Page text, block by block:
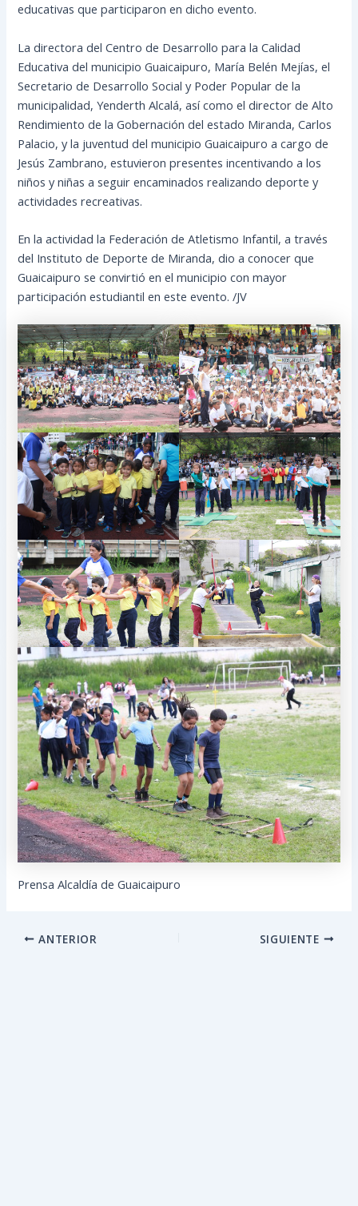
educativas que participaron en dicho evento.
La directora del Centro de Desarrollo para la Calidad
Educativa del municipio Guaicaipuro, María Belén Mejías, el
Secretario de Desarrollo Social y Poder Popular de la
municipalidad, Yenderth Alcalá, así como el director de Alto
Rendimiento de la Gobernación del estado Miranda, Carlos
Palacio, y la juventud del municipio Guaicaipuro a cargo de
Jesús Zambrano, estuvieron presentes incentivando a los
niños y niñas a seguir encaminados realizando deporte y
actividades recreativas.
En la actividad la Federación de Atletismo Infantil, a través
del Instituto de Deporte de Miranda, dio a conocer que
Guaicaipuro se convirtió en el municipio con mayor
participación estudiantil en este evento. /JV
Prensa Alcaldía de Guaicaipuro
ANTERIOR SIGUIENTE